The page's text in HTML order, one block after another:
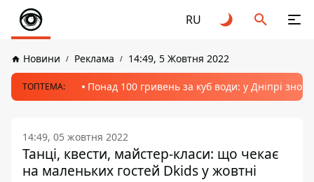
RU
Новини Реклама 14:49, 5 Жовтня 2022
ТОПТЕМА: Понад 100 гривень за куб води: у Дніпрі
14:49, 05 жовтня 2022
Танці, квести, майстер-класи: що чекає
на маленьких гостей Dkids у жовтні